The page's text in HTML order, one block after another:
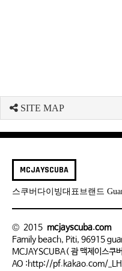
SITE MAP
MCJAYSCUBA
스쿠버다이빙대표브랜드
© 2015 mcjayscuba.com
Family beach, Piti, 96915
MCJAYSCUBA( 괌 맥제이스쿠
AO :http://pf.kakao.com/